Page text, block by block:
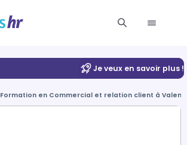
Je veux en savoir plus !
Formation en Commercial et relation client à